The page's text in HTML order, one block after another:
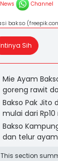
News Channel
bakso
Sih
Mie Ayam
goreng rawit
Bakso Pak
mulai dari Rp10
Bakso
dan telur
This section